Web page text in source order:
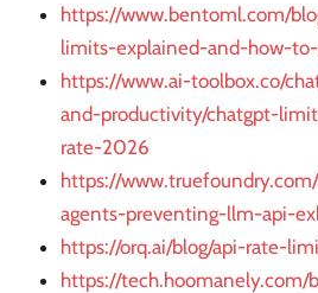
https://www.bentoml.com/
limits-explained-and-how-
https://www.ai-toolbox.co/
and-productivity/chatgpt-
rate-2026
https://
agents-preventing-llm-api-
https://orq.ai/blog/api-rate-
https://tech.hoomanely.com/